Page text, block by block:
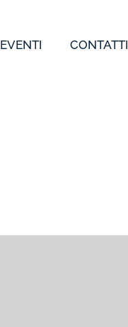
EVENTI CONTATTI